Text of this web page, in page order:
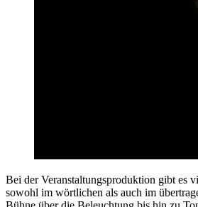
Bei der Veranstaltungsproduktion gibt es
sowohl im wörtlichen als auch im